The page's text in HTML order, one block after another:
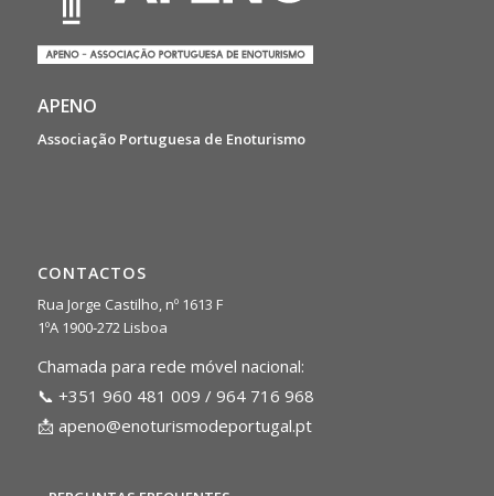
APENO
Associação Portuguesa de Enoturismo
CONTACTOS
Rua Jorge Castilho, nº 1613 F
1ºA 1900-272 Lisboa
Chamada para rede móvel nacional:
📞 +351 960 481 009 / 964 716 968
📩 apeno@enoturismodeportugal.pt